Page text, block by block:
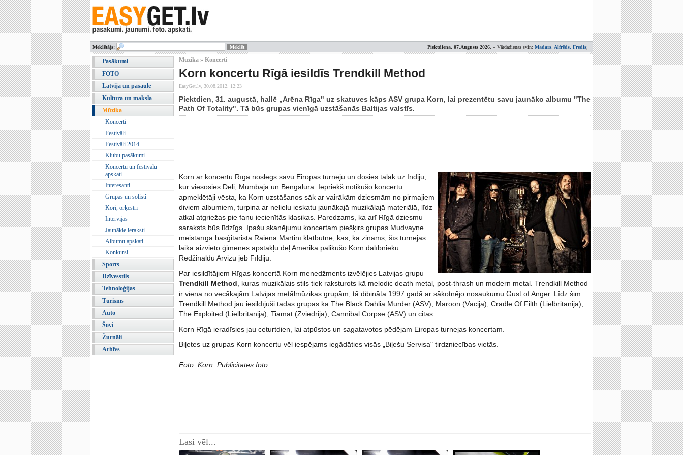
Piektdiena, 07.Augusts 2026. » Vārdadienas svin: Madars, Alfrēds, Fredis;
Meklētājs:
Pasākumi
FOTO
Latvijā un pasaulē
Kultūra un māksla
Mūzika
Koncerti
Festivāli
Festivāli 2014
Klubu pasākumi
Koncertu un festivālu
apskati
Interesanti
Grupas un solisti
Kori, orķestri
Intervijas
Jaunākie ieraksti
Albumu apskati
Konkursi
Sports
Dzīvesstils
Tehnoloģijas
Tūrisms
Auto
Šovi
Žurnāli
Arhīvs
Mūzika » Koncerti
Korn koncertu Rīgā iesildīs Trendkill Method
EasyGet.lv, 30.08.2012. 12:23
Piektdien, 31. augustā, hallē „Arēna Rīga" uz skatuves kāps ASV grupa Korn, lai prezentētu savu jaunāko albumu "The
Path Of Totality". Tā būs grupas vienīgā uzstāšanās Baltijas valstīs.
Korn ar koncertu Rīgā noslēgs savu Eiropas turneju un dosies tālāk uz Indiju,
kur viesosies Deli, Mumbajā un Bengalūrā. Iepriekš notikušo koncertu
apmeklētāji vēsta, ka Korn uzstāšanos sāk ar vairākām dziesmām no pirmajiem
diviem albumiem, turpina ar nelielu ieskatu jaunākajā muzikālajā materiālā, līdz
atkal atgriežas pie fanu iecienītās klasikas. Paredzams, ka arī Rīgā dziesmu
saraksts būs līdzīgs. Īpašu skanējumu koncertam piešķirs grupas Mudvayne
meistarīgā basģitārista Raiena Martinī klātbūtne, kas, kā zināms, šīs turnejas
laikā aizvieto ģimenes apstākļu dēļ Amerikā palikušo Korn dalībnieku
Redžinaldu Arvizu jeb Fīldiju.
Par iesildītājiem Rīgas koncertā Korn menedžments izvēlējies Latvijas grupu
Trendkill Method , kuras muzikālais stils tiek raksturots kā melodic death metal, post-thrash un modern metal. Trendkill Method
ir viena no vecākajām Latvijas metālmūzikas grupām, tā dibināta 1997.gadā ar sākotnējo nosaukumu Gust of Anger. Līdz šim
Trendkill Method jau iesildījuši tādas grupas kā The Black Dahlia Murder (ASV), Maroon (Vācija), Cradle Of Filth (Lielbritānija),
The Exploited (Lielbritānija), Tiamat (Zviedrija), Cannibal Corpse (ASV) un citas.
Korn Rīgā ieradīsies jau ceturtdien, lai atpūstos un sagatavotos pēdējam Eiropas turnejas koncertam.
Biļetes uz grupas Korn koncertu vēl iespējams iegādāties visās „Biļešu Servisa" tirdzniecības vietās.
Foto: Korn. Publicitātes foto
Lasi vēl...